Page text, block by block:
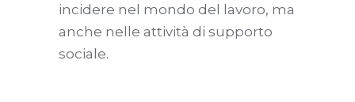
incidere nel mondo del lavoro, ma
anche nelle attività di supporto
sociale.